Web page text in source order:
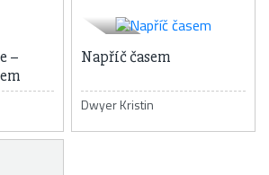
–
Napříč časem
Dwyer Kristin